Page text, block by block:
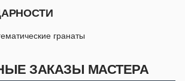
гранаты
ЗАКАЗЫ МАСТЕРА